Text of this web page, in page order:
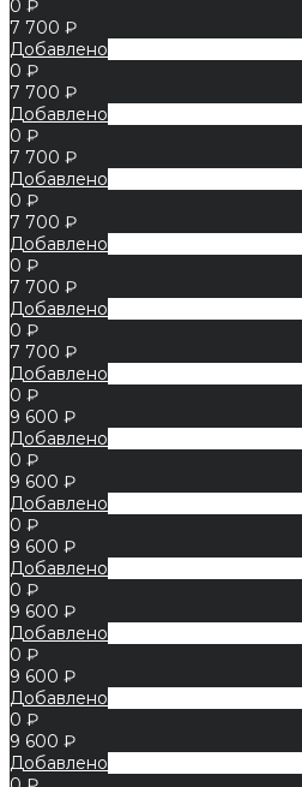
0 ₽
7 700 ₽
Добавлено
0 ₽
7 700 ₽
Добавлено
0 ₽
7 700 ₽
Добавлено
0 ₽
7 700 ₽
Добавлено
0 ₽
7 700 ₽
Добавлено
0 ₽
7 700 ₽
Добавлено
0 ₽
9 600 ₽
Добавлено
0 ₽
9 600 ₽
Добавлено
0 ₽
9 600 ₽
Добавлено
0 ₽
9 600 ₽
Добавлено
0 ₽
9 600 ₽
Добавлено
0 ₽
9 600 ₽
Добавлено